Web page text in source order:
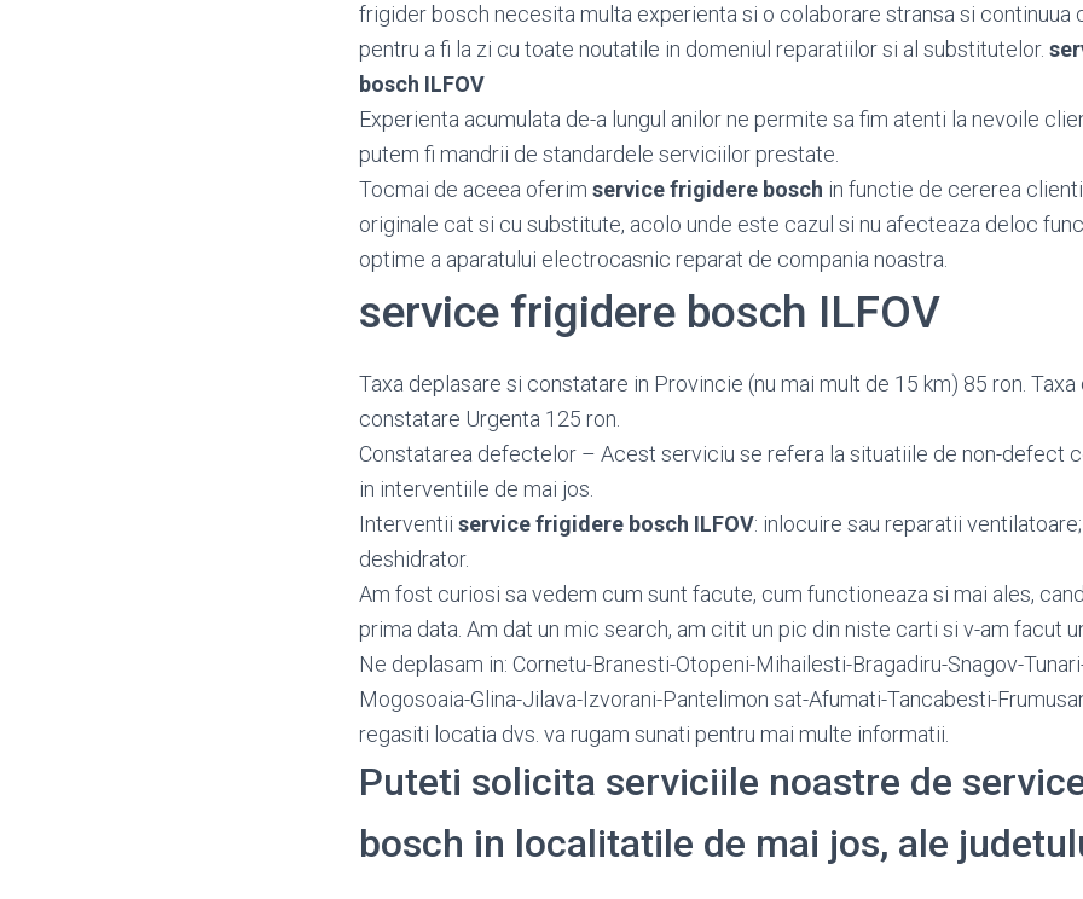
frigider bosch necesita multa experienta si o colaborare stransa si continuua
pentru a fi la zi cu toate noutatile in domeniul reparatiilor si al substitutelor.
bosch ILFOV
Experienta acumulata de-a lungul anilor ne permite sa fim atenti la nevoile
putem fi mandrii de standardele serviciilor prestate.
Tocmai de aceea oferim service frigidere bosch in functie de cererea
originale cat si cu substitute, acolo unde este cazul si nu afecteaza deloc
optime a aparatului electrocasnic reparat de compania noastra.
service frigidere bosch ILFOV
Taxa deplasare si constatare in Provincie (nu mai mult de 15 km) 85 ron.
constatare Urgenta 125 ron.
Constatarea defectelor – Acest serviciu se refera la situatiile de non-defect
in interventiile de mai jos.
Interventii service frigidere bosch ILFOV: inlocuire sau reparatii
deshidrator.
Am fost curiosi sa vedem cum sunt facute, cum functioneaza si mai ales,
prima data. Am dat un mic search, am citit un pic din niste carti si v-am facut
Ne deplasam in: Cornetu-Branesti-Otopeni-Mihailesti-Bragadiru-Snagov-
Mogosoaia-Glina-Jilava-Izvorani-Pantelimon sat-Afumati-Tancabesti-
regasiti locatia dvs. va rugam sunati pentru mai multe informatii.
Puteti solicita serviciile noastre de
bosch in localitatile de mai jos, ale